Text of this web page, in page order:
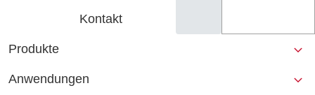
Kontakt
Produkte
Anwendungen